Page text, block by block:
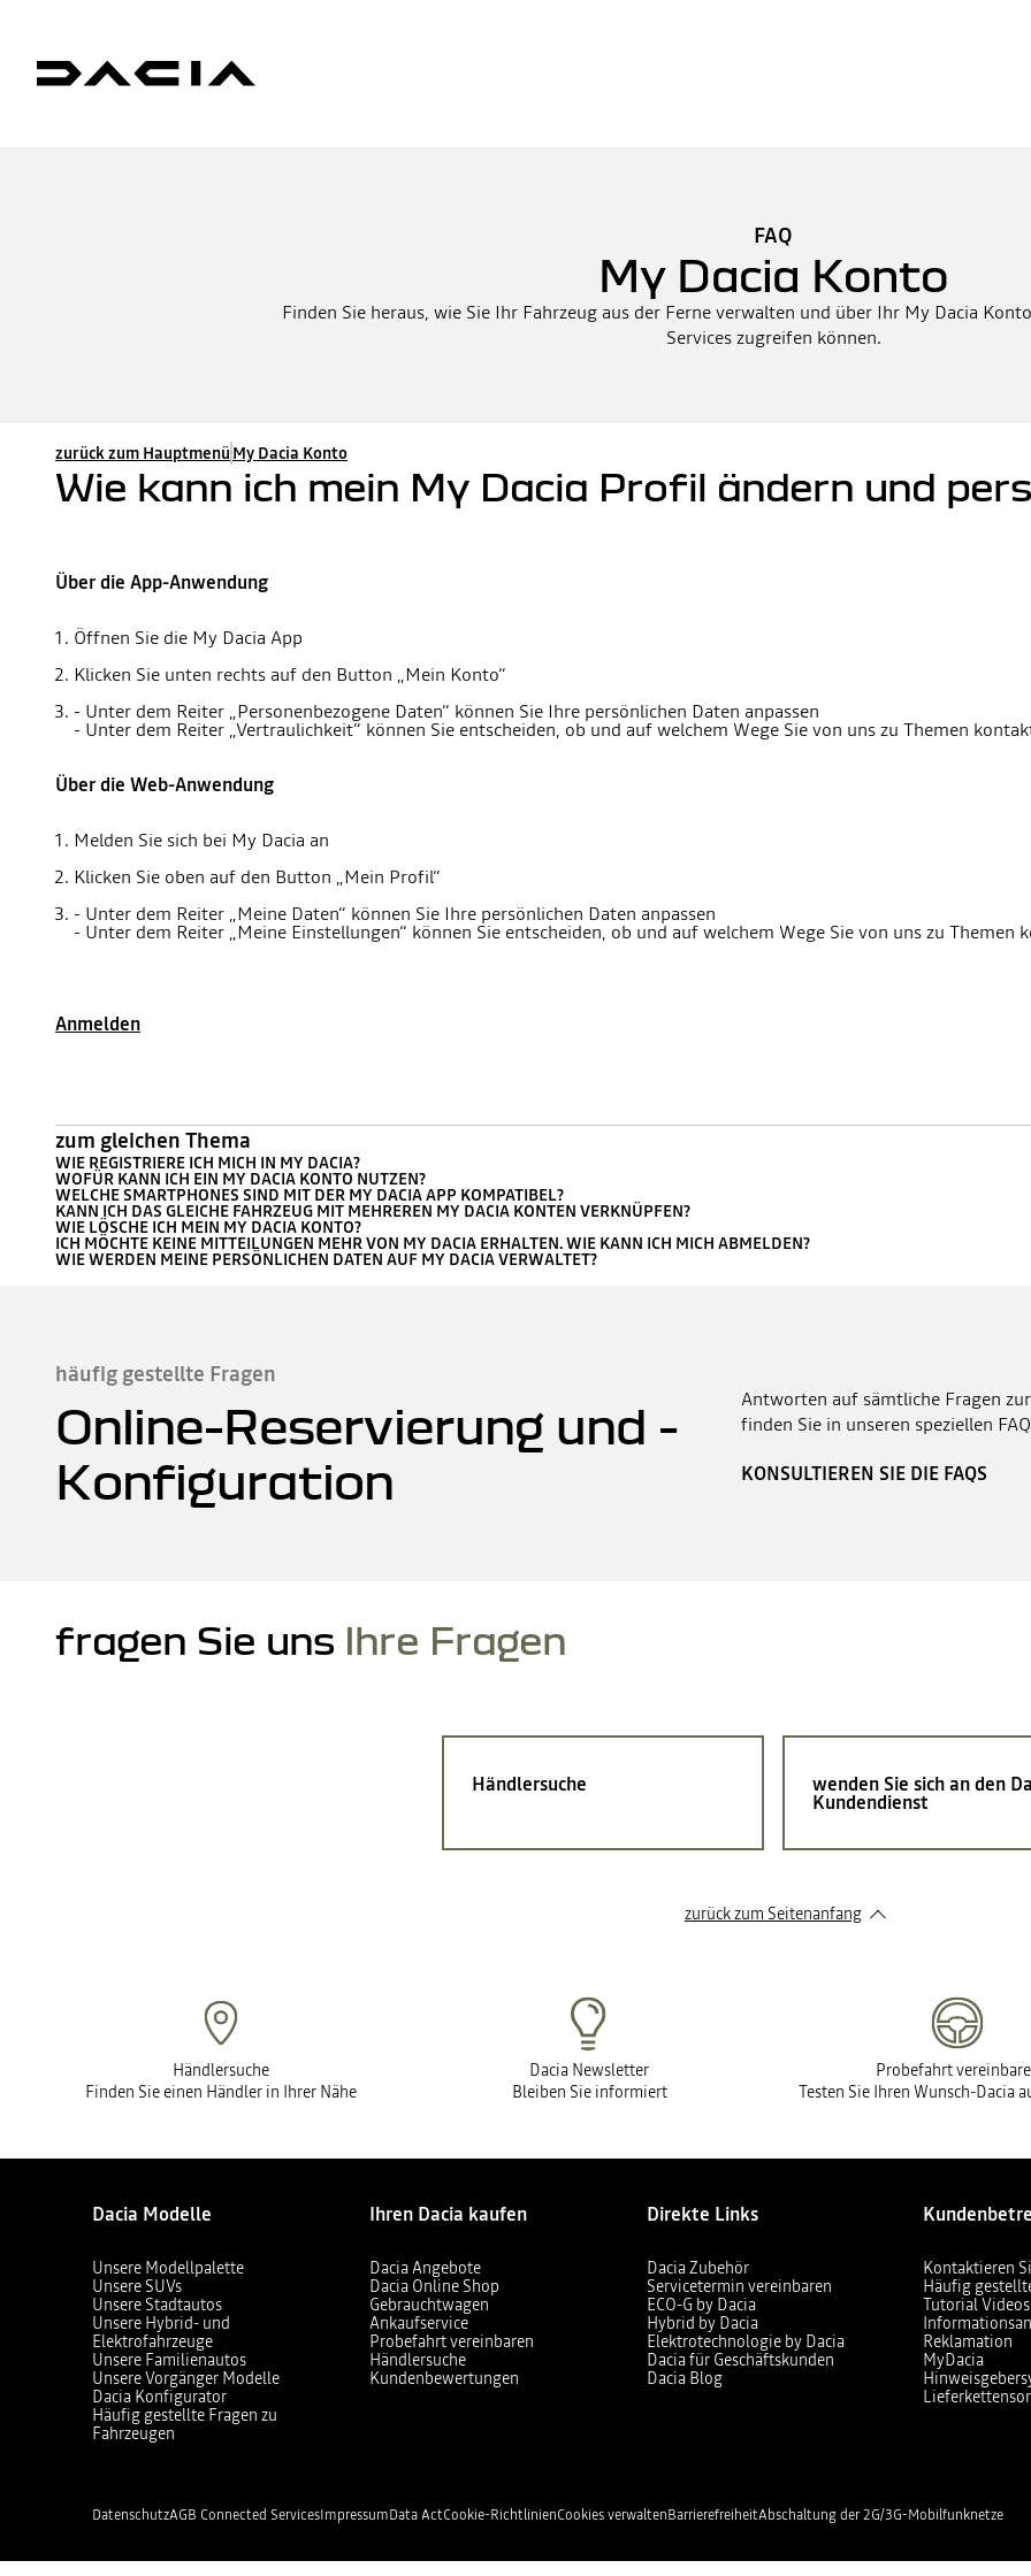
FAQ
My Dacia Konto
Finden Sie heraus, wie Sie Ihr Fahrzeug aus der Ferne verwalten und über Ihr My Dacia
Services zugreifen können.
zurück zum Hauptmenü My Dacia Konto
Wie kann ich mein My Dacia Profil ändern und
Über die App-Anwendung
Öffnen Sie die My Dacia App
Klicken Sie unten rechts auf den Button „Mein Konto“
- Unter dem Reiter „Personenbezogene Daten“ können Sie Ihre persönlichen Daten anpassen
- Unter dem Reiter „Vertraulichkeit“ können Sie entscheiden, ob und auf welchem Wege Sie von uns zu Themen
Über die Web-Anwendung
Melden Sie sich bei My Dacia an
Klicken Sie oben auf den Button „Mein Profil“
- Unter dem Reiter „Meine Daten“ können Sie Ihre persönlichen Daten anpassen
- Unter dem Reiter „Meine Einstellungen“ können Sie entscheiden, ob und auf welchem Wege Sie von uns zu
Anmelden
zum gleichen Thema
WIE REGISTRIERE ICH MICH IN MY DACIA?
WOFÜR KANN ICH EIN MY DACIA KONTO NUTZEN?
WELCHE SMARTPHONES SIND MIT DER MY DACIA APP KOMPATIBEL?
KANN ICH DAS GLEICHE FAHRZEUG MIT MEHREREN MY DACIA KONTEN VERKNÜPFEN?
WIE LÖSCHE ICH MEIN MY DACIA KONTO?
ICH MÖCHTE KEINE MITTEILUNGEN MEHR VON MY DACIA ERHALTEN. WIE KANN ICH MICH ABMELDEN?
WIE WERDEN MEINE PERSÖNLICHEN DATEN AUF MY DACIA VERWALTET?
häufig gestellte Fragen
Online-Reservierung und -
Konfiguration
Antworten auf sämtliche Fragen
finden Sie in unseren speziellen
KONSULTIEREN SIE DIE FAQS
fragen Sie uns Ihre Fragen
Händlersuche wenden Sie sich an den
Kundendienst
zurück zum Seitenanfang
Händlersuche
Finden Sie einen Händler in Ihrer Nähe
Dacia Newsletter
Bleiben Sie informiert
Probefahrt
Testen Sie Ihren Wunsch-Dacia
Dacia Modelle
Unsere Modellpalette
Unsere SUVs
Unsere Stadtautos
Unsere Hybrid- und
Elektrofahrzeuge
Unsere Familienautos
Unsere Vorgänger Modelle
Dacia Konfigurator
Häufig gestellte Fragen zu
Fahrzeugen
Ihren Dacia kaufen
Dacia Angebote
Dacia Online Shop
Gebrauchtwagen
Ankaufservice
Probefahrt vereinbaren
Händlersuche
Kundenbewertungen
Direkte Links
Dacia Zubehör
Servicetermin vereinbaren
ECO-G by Dacia
Hybrid by Dacia
Elektrotechnologie by Dacia
Dacia für Geschäftskunden
Dacia Blog
Kontaktieren
Häufig
Tutorial Videos
Reklamation
MyDacia
DatenschutzAGB Connected ServicesImpressumData ActCookie-RichtlinienCookies verwaltenBarrierefreiheitAbschaltung der 2G/3G-Mobilfunknetze